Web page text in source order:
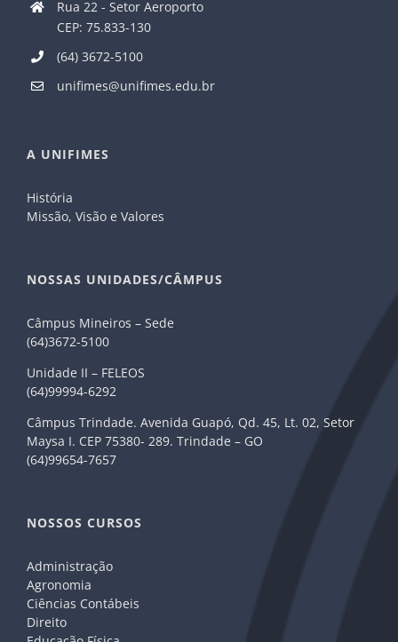
Rua 22 - Setor Aeroporto
CEP: 75.833-130
(64) 3672-5100
unifimes@unifimes.edu.br
A UNIFIMES
História
Missão, Visão e Valores
NOSSAS UNIDADES/CÂMPUS
Câmpus Mineiros – Sede
(64)3672-5100
Unidade II – FELEOS
(64)99994-6292
Câmpus Trindade. Avenida Guapó, Qd. 45, Lt. 02, Setor
Maysa I. CEP 75380- 289. Trindade – GO
(64)99654-7657
NOSSOS CURSOS
Administração
Agronomia
Ciências Contábeis
Direito